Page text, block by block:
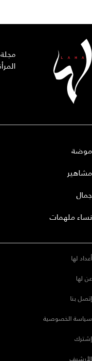
موضة
مشاهير
جمال
نساء ملهمات
أعداد لها
عن لها
إتصل بنا
سياسة الخصوصية
إشترك
الأرشيف